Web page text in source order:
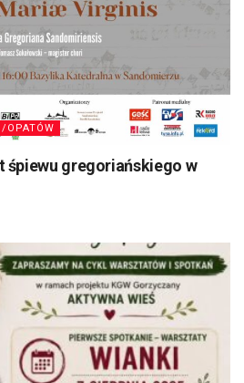
OPATÓW
śpiewu gregoriańskiego w